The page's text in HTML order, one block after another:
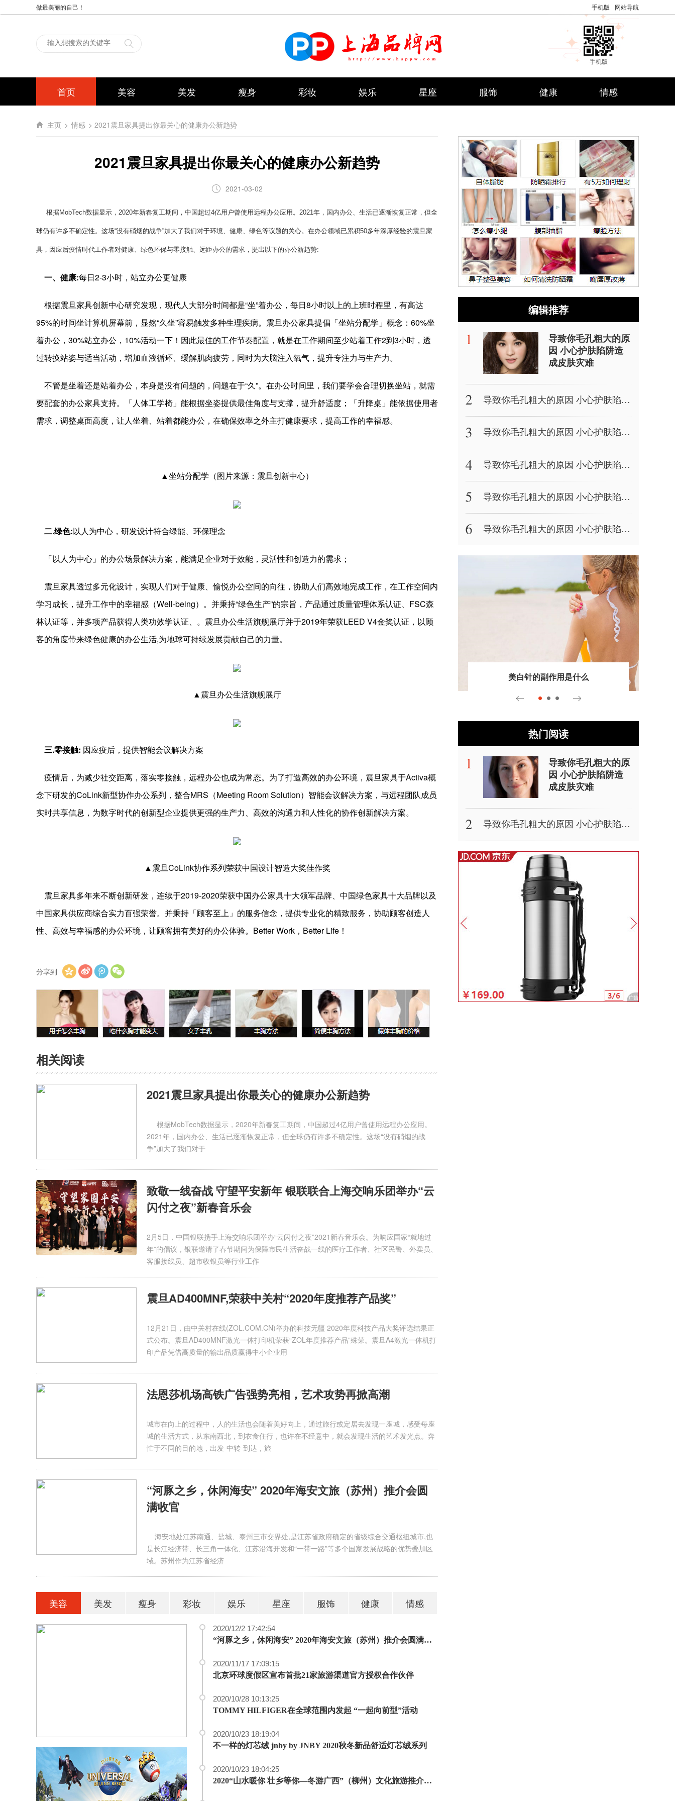
手机版 网站导航
做最美丽的自己！
手机版
首页 美容 美发 瘦身 彩妆 娱乐 星座 服饰 健康 情感
主页 > 情感 > 2021震旦家具提出你最关心的健康办公新趋势
2021震旦家具提出你最关心的健康办公新趋势
2021-03-02
根据MobTech数据显示，2020年新春复工期间，中国超过4亿用户曾使用远程办公应用。2021年，国内办公、生活已逐渐恢复正常，但全
球仍有许多不确定性。这场“没有硝烟的战争”加大了我们对于环境、健康、绿色等议题的关心。在办公领域已累积50多年深厚经验的震旦家
具，因应后疫情时代工作者对健康、绿色环保与零接触、远距办公的需求，提出以下的办公新趋势:
一、健康:每日2-3小时，站立办公更健康
根据震旦家具创新中心研究发现，现代人大部分时间都是“坐”着办公，每日8小时以上的上班时程里，有高达
95%的时间坐计算机屏幕前，显然“久坐”容易触发多种生理疾病。震旦办公家具提倡「坐站分配学」概念：60%坐
着办公，30%站立办公，10%活动一下！因此最佳的工作节奏配置，就是在工作期间至少站着工作2到3小时，透
过转换站姿与适当活动，增加血液循环、缓解肌肉疲劳，同时为大脑注入氧气，提升专注力与生产力。
不管是坐着还是站着办公，本身是没有问题的，问题在于“久”。在办公时间里，我们要学会合理切换坐站，就需
要配套的办公家具支持。「人体工学椅」能根据坐姿提供最佳角度与支撑，提升舒适度；「升降桌」能依据使用者
需求，调整桌面高度，让人坐着、站着都能办公，在确保效率之外主打健康要求，提高工作的幸福感。
▲坐站分配学（图片来源：震旦创新中心）
二.绿色:以人为中心，研发设计符合绿能、环保理念
「以人为中心」的办公场景解决方案，能满足企业对于效能，灵活性和创造力的需求；
震旦家具透过多元化设计，实现人们对于健康、愉悦办公空间的向往，协助人们高效地完成工作，在工作空间内
学习成长，提升工作中的幸福感（Well-being）。并秉持“绿色生产”的宗旨，产品通过质量管理体系认证、FSC森
林认证等，并多项产品获得人类功效学认证、。震旦办公生活旗舰展厅并于2019年荣获LEED V4金奖认证，以顾
客的角度带来绿色健康的办公生活,为地球可持续发展贡献自己的力量。
▲震旦办公生活旗舰展厅
三.零接触: 因应疫后，提供智能会议解决方案
疫情后，为减少社交距离，落实零接触，远程办公也成为常态。为了打造高效的办公环境，震旦家具于Activa概
念下研发的CoLink新型协作办公系列，整合MRS（Meeting Room Solution）智能会议解决方案，与远程团队成员
实时共享信息，为数字时代的创新型企业提供更强的生产力、高效的沟通力和人性化的协作创新解决方案。
▲震旦CoLink协作系列荣获中国设计智造大奖佳作奖
震旦家具多年来不断创新研发，连续于2019-2020荣获中国办公家具十大领军品牌、中国绿色家具十大品牌以及
中国家具供应商综合实力百强荣誉。并秉持「顾客至上」的服务信念，提供专业化的精致服务，协助顾客创造人
性、高效与幸福感的办公环境，让顾客拥有美好的办公体验。Better Work，Better Life！
分享到
相关阅读
2021震旦家具提出你最关心的健康办公新趋势
根据MobTech数据显示，2020年新春复工期间，中国超过4亿用户曾使用远程办公应用。
2021年，国内办公、生活已逐渐恢复正常，但全球仍有许多不确定性。这场“没有硝烟的战
争”加大了我们对于
致敬一线奋战 守望平安新年 银联联合上海交响乐团举办“云
闪付之夜”新春音乐会
2月5日，中国银联携手上海交响乐团举办“云闪付之夜”2021新春音乐会。为响应国家“就地过
年”的倡议，银联邀请了春节期间为保障市民生活奋战一线的医疗工作者、社区民警、外卖员、
客服接线员、超市收银员等行业工作
震旦AD400MNF,荣获中关村“2020年度推荐产品奖”
12月21日，由中关村在线(ZOL.COM.CN)举办的科技无疆 2020年度科技产品大奖评选结果正
式公布。震旦AD400MNF激光一体打印机荣获“ZOL年度推荐产品”殊荣。震旦A4激光一体机打
印产品凭借高质量的输出品质赢得中小企业用
法恩莎机场高铁广告强势亮相，艺术攻势再掀高潮
城市在向上的过程中，人的生活也会随着美好向上，通过旅行或定居去发现一座城，感受每座
城的生活方式，从东南西北，到衣食住行，也许在不经意中，就会发现生活的艺术发光点。奔
忙于不同的目的地，出发-中转-到达，旅
“河豚之乡，休闲海安” 2020年海安文旅（苏州）推介会圆
满收官
海安地处江苏南通、盐城、泰州三市交界处,是江苏省政府确定的省级综合交通枢纽城市,也
是长江经济带、长三角一体化、江苏沿海开发和“一带一路”等多个国家发展战略的优势叠加区
域。苏州作为江苏省经济
美容 美发 瘦身 彩妆 娱乐 星座 服饰 健康 情感
2020/12/2 17:42:54
“河豚之乡，休闲海安” 2020年海安文旅（苏州）推介会圆满收官
2020/11/17 17:09:15
北京环球度假区宣布首批21家旅游渠道官方授权合作伙伴
2020/10/28 10:13:25
TOMMY HILFIGER在全球范围内发起 “一起向前型”活动
2020/10/23 18:19:04
不一样的灯芯绒 jnby by JNBY 2020秋冬新品舒适灯芯绒系列
2020/10/23 18:04:25
2020“山水暖你 壮乡等你—冬游广西”（柳州）文化旅游推介活动在上海召开
编辑推荐
导致你毛孔粗大的原
因 小心护肤陷阱造
成皮肤灾难
导致你毛孔粗大的原因 小心护肤陷阱造成皮肤灾难
导致你毛孔粗大的原因 小心护肤陷阱造成皮肤灾难
导致你毛孔粗大的原因 小心护肤陷阱造成皮肤灾难
导致你毛孔粗大的原因 小心护肤陷阱造成皮肤灾难
导致你毛孔粗大的原因 小心护肤陷阱造成皮肤灾难
美白针的副作用是什么
热门阅读
导致你毛孔粗大的原
因 小心护肤陷阱造
成皮肤灾难
导致你毛孔粗大的原因 小心护肤陷阱造成皮肤灾难